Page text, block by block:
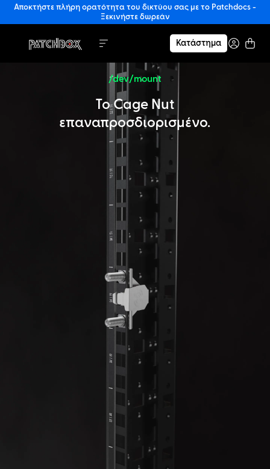
Αποκτήστε πλήρη ορατότητα του δικτύου σας με το Patchdocs -
Ξεκινήστε δωρεάν
Κατάστημα
/dev/mount
Το Cage Nut
επαναπροσδιορισμένο.